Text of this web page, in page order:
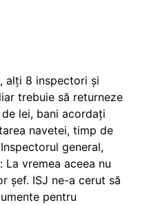
alți 8 inspectori și
trebuie să returneze
lei, bani acordați
navetei, timp de
general,
La vremea aceea nu
șef. ISJ ne-a cerut să
pentru